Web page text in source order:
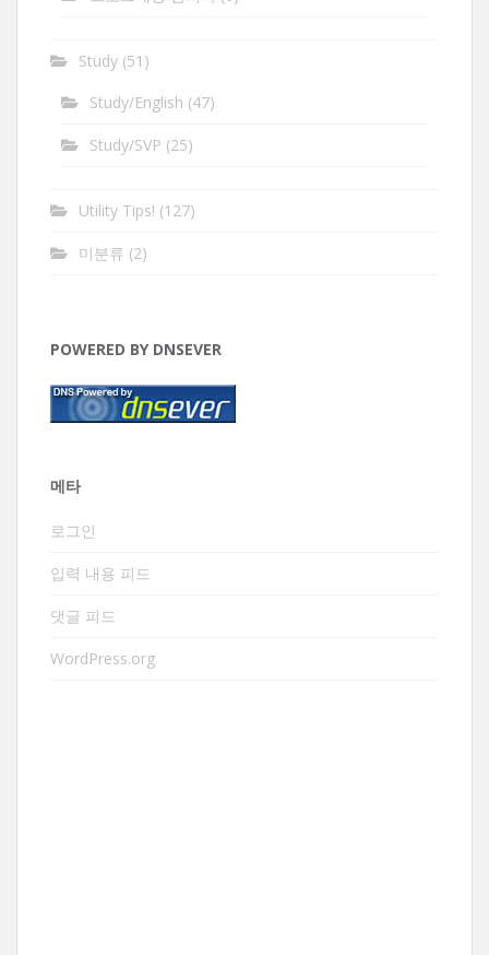
Study (51)
Study/English (47)
Study/SVP (25)
Utility Tips! (127)
미분류 (2)
POWERED BY DNSEVER
메타
로그인
입력 내용 피드
댓글 피드
WordPress.org